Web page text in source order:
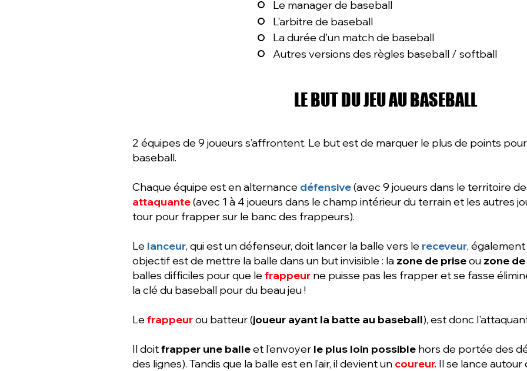
Le manager de baseball
L'arbitre de baseball
La durée d'un match de baseball
Autres versions des règles baseball / softball
LE BUT DU JEU AU BASEBALL
2 équipes de 9 joueurs s’affrontent. Le but est de marquer le plus de points
baseball.
Chaque équipe est en alternance défensive(avec 9 joueurs dans le territoire
attaquante(avec 1 à 4 joueurs dans le champ intérieur du terrain et les autres
tour pour frapper sur le banc des frappeurs).
Le lanceur, qui est un défenseur, doit lancer la balle vers le receveur,
objectif est de mettre la balle dans un but invisible : la zone de priseou zone
balles difficiles pour que lefrappeur ne puisse pas les frapper et se fasse
la clé du baseball pour du beau jeu !
Lefrappeurou batteur (joueur ayant la batte au baseball), est donc
Il doitfrapper une balleet l’envoyer le plus loin possible hors de portée des
des lignes). Tandis que la balle est en l’air, il devient un coureur. Ilse lance autour